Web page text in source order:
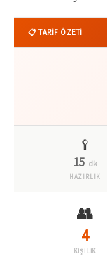
📋 TARİF ÖZETİ
🥄
15 dk
HAZIRLIK
👥
4
KİŞİLİK